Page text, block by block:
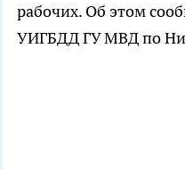
рабочих. Об этом
УИГБДД ГУ МВД по